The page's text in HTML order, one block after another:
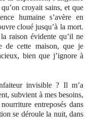
croyait sains, et que
humaine s’avère en
cloué jusqu’à la mort.
raison évidente qu’il ne
de cette maison, que je
bien que j’ignore à
invisible ? Il m’a
subvient à mes besoins,
entreposés dans
se déroule la nuit, dans